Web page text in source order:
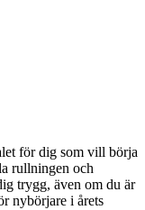
för dig som vill börja
rullningen och
trygg, även om du är
nybörjare i årets